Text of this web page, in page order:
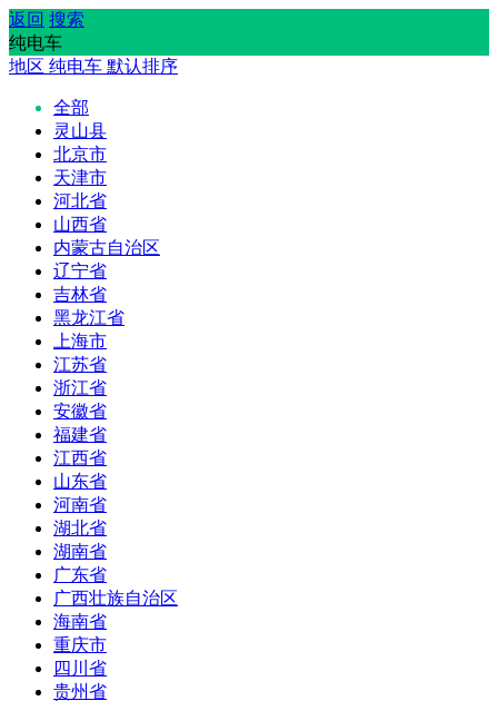
返回 搜索
纯电车
地区 纯电车 默认排序
全部
灵山县
北京市
天津市
河北省
山西省
内蒙古自治区
辽宁省
吉林省
黑龙江省
上海市
江苏省
浙江省
安徽省
福建省
江西省
山东省
河南省
湖北省
湖南省
广东省
广西壮族自治区
海南省
重庆市
四川省
贵州省